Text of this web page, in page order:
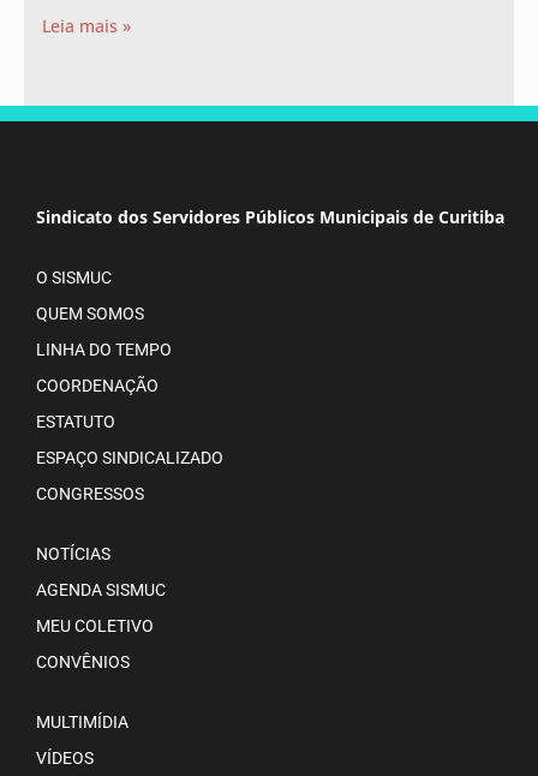
Leia mais »
Sindicato dos Servidores Públicos Municipais de Curitiba
O SISMUC
QUEM SOMOS
LINHA DO TEMPO
COORDENAÇÃO
ESTATUTO
ESPAÇO SINDICALIZADO
CONGRESSOS
NOTÍCIAS
AGENDA SISMUC
MEU COLETIVO
CONVÊNIOS
MULTIMÍDIA
VÍDEOS